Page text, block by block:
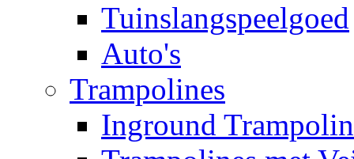
Tuinslangspeelgoed
Auto's
Trampolines
Inground